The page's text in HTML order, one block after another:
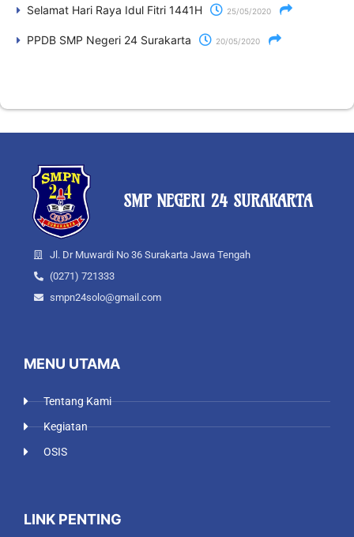
Selamat Hari Raya Idul Fitri 1441H 25/05/2020
PPDB SMP Negeri 24 Surakarta 20/05/2020
SMP NEGERI 24 SURAKARTA
Jl. Dr Muwardi No 36 Surakarta Jawa Tengah
(0271) 721333
smpn24solo@gmail.com
MENU UTAMA
Tentang Kami
Kegiatan
OSIS
LINK PENTING